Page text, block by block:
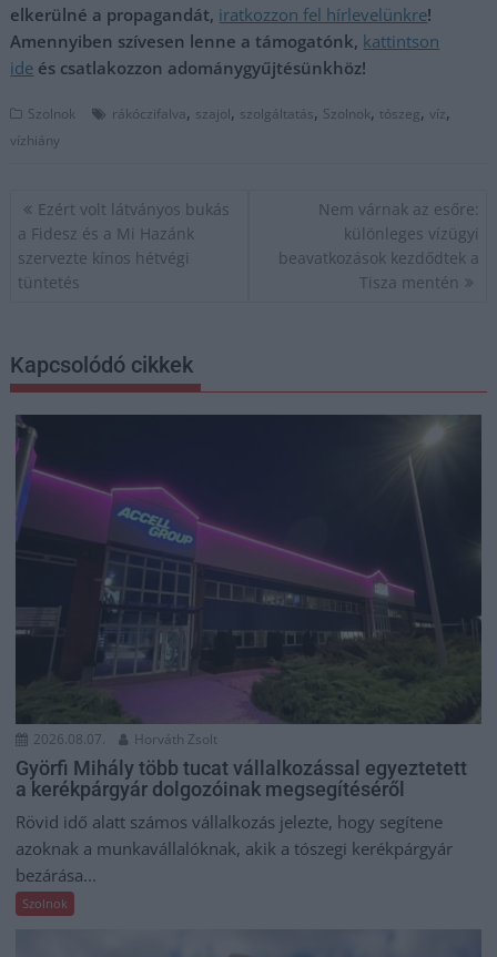
elkerülné a propagandát, iratkozzon fel hírlevelünkre!
Amennyiben szívesen lenne a támogatónk, kattintson
ide és csatlakozzon adománygyűjtésünkhöz!
Szolnok rákóczifalva, szajol, szolgáltatás, Szolnok, tószeg,víz,
vízhiány
Bejegyzés
navigáció
Ezért volt látványos bukás
a Fidesz és a Mi Hazánk
szervezte kínos hétvégi
tüntetés
Nem várnak az esőre:
különleges vízügyi
beavatkozások kezdődtek a
Tisza mentén
Kapcsolódó cikkek
2026.08.07. Horváth Zsolt
Györfi Mihály több tucat vállalkozással egyeztetett
a kerékpárgyár dolgozóinak megsegítéséről
Rövid idő alatt számos vállalkozás jelezte, hogy segítene
azoknak a munkavállalóknak, akik a tószegi kerékpárgyár
bezárása...
Szolnok